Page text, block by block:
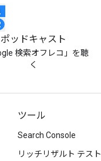
ポッドキャスト
検索オフレコ」を聴
く
ツール
Search Console
リッチリザルト テスト